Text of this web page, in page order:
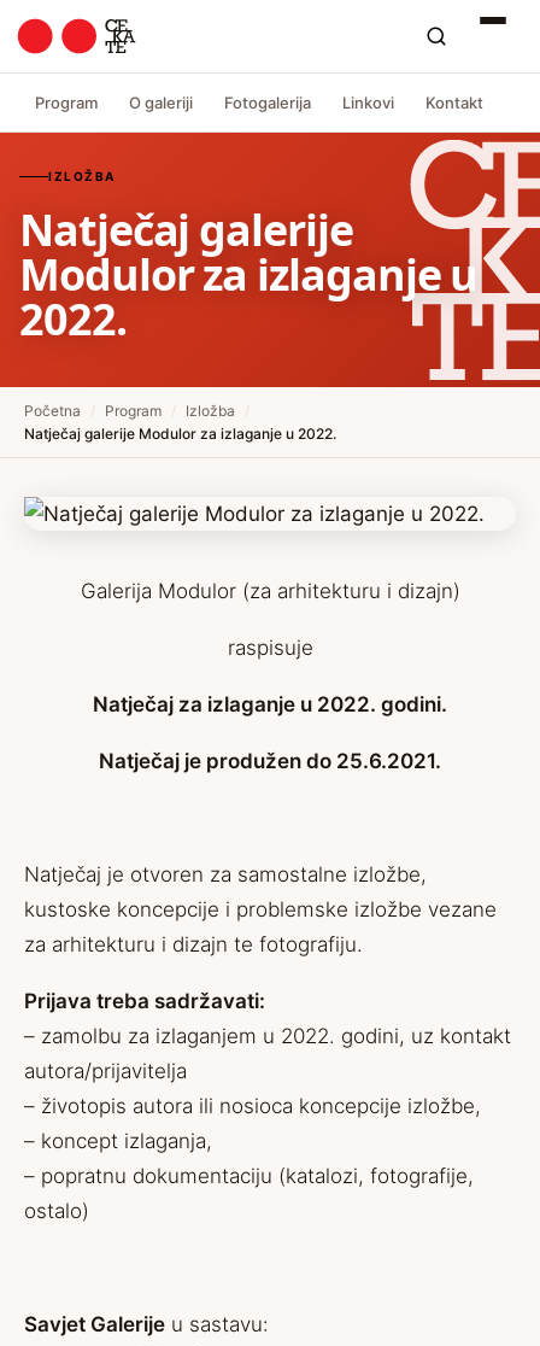
Program O galeriji Fotogalerija Linkovi Kontakt
IZLOŽBA
Natječaj galerije
Modulor za izlaganje u
2022.
Početna Program Izložba
Natječaj galerije Modulor za izlaganje u 2022.
Galerija Modulor (za arhitekturu i dizajn)
raspisuje
Natječaj za izlaganje u 2022. godini.
Natječaj je produžen do 25.6.2021.
Natječaj je otvoren za samostalne izložbe,
kustoske koncepcije i problemske izložbe vezane
za arhitekturu i dizajn te fotografiju.
Prijava treba sadržavati:
– zamolbu za izlaganjem u 2022. godini, uz kontakt
autora/prijavitelja
– životopis autora ili nosioca koncepcije izložbe,
– koncept izlaganja,
– popratnu dokumentaciju (katalozi, fotografije,
ostalo)
Savjet Galerije u sastavu: